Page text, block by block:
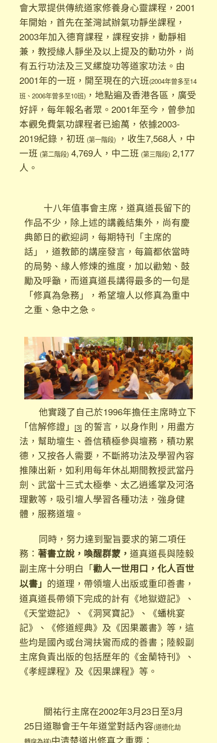
會大眾提供傳統道家修養身心靈課程，2001
年開始，首先在荃灣試辦氣功靜坐課程，
2003年加入德育課程，課程安排，動靜相
兼，教授緣人靜坐及以上提及的動功外，尚
有五行功法及三叉縲旋功等道家功法。由
2001年的一班，開至現在的六班(2004年曾多至14
班、2006年曾多至10班) ，地點遍及香港各區，廣受
好評，每年報名者眾。2001年至今，曾參加
本觀免費氣功課程者已逾萬，依據2003-
2019紀錄，初班 (第一階段)
，收生7,568人，中
一班 (第二階段) 4,769人，中二班 (第三階段) 2,177
人。
十八年值事會主席，道真道長留下的
作品不少，除上述的講義結集外，尚有慶
典節日的歡迎詞，每期特刊「主席的
話」，道教節的講座發言，每篇都依當時
的局勢、緣人修煉的進度，加以勸勉、鼓
勵及呼籲，而道真道長講得最多的一句是
「修真為急務」，希望壇人以修真為重中
之重、急中之急。
他實踐了自己於1996年擔任主席時立下
「信解修證」
[3] 的誓言，以身作則，用盡方
法，幫助壇生、善信積極參與壇務，積功累
德，又按各人需要，不斷將功法及學習內容
推陳出新，如利用每年休乩期間教授武當丹
劍、武當十三式太極拳、太乙逍遙掌及河洛
理數等，吸引壇人學習各種功法，強身健
體，服務道壇。
同時，努力達到聖旨要求的第二項任
務： 著書立說，喚醒群蒙， 道真道長與陸毅
副主席十分明白「勸人一世用口，化人百世
以書」 的道理，帶領壇人出版或重印善書，
道真道長帶領下完成的計有《地獄遊記》、
《天堂遊記》、《洞冥寶記》、《蟠桃宴
記》、《修道經典》及《因果叢書》等，這
些均是國內或台灣扶鸞而成的善書；陸毅副
主席負責出版的包括歷年的《金蘭特刊》、
《孝經課程》及《因果課程》等。
關祐行主席在2002年3月23日至3月
25日道聯會壬午年道堂對話內容(道德化劫
轉戾為祥)中清楚道出修真之重要：